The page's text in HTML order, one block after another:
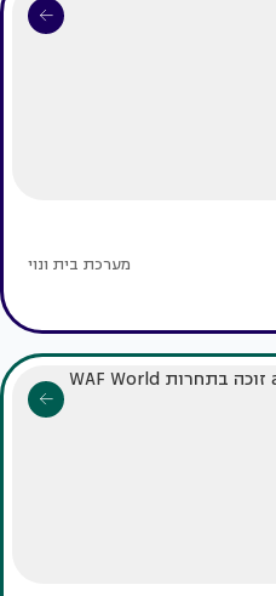
מערכת בית ונוי